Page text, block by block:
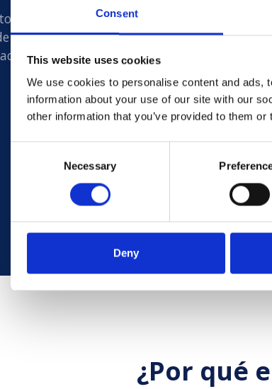
Consent
This website uses cookies
We use cookies to personalise content and ads,
information about your use of our site with our
other information that you’ve provided to them
Necessary
Deny
las piezas de
imágenes usadas nuevas y de
en Philips, Siemens, GE y
¿Por qué